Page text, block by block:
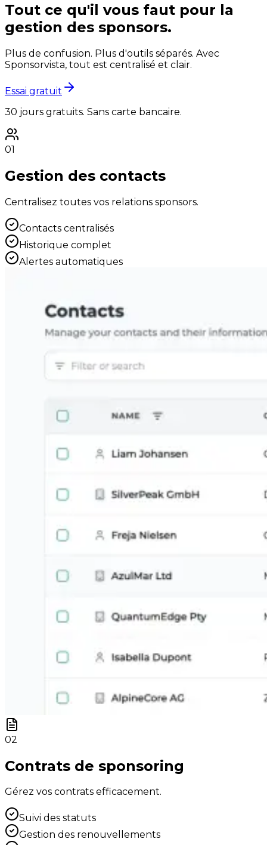
Tout ce qu'il vous faut pour la
gestion des sponsors.
Plus de confusion. Plus d'outils séparés. Avec
Sponsorvista, tout est centralisé et clair.
Essai gratuit
30 jours gratuits. Sans carte bancaire.
01
Gestion des contacts
Centralisez toutes vos relations sponsors.
Contacts centralisés
Historique complet
Alertes automatiques
02
Contrats de sponsoring
Gérez vos contrats efficacement.
Suivi des statuts
Gestion des renouvellements